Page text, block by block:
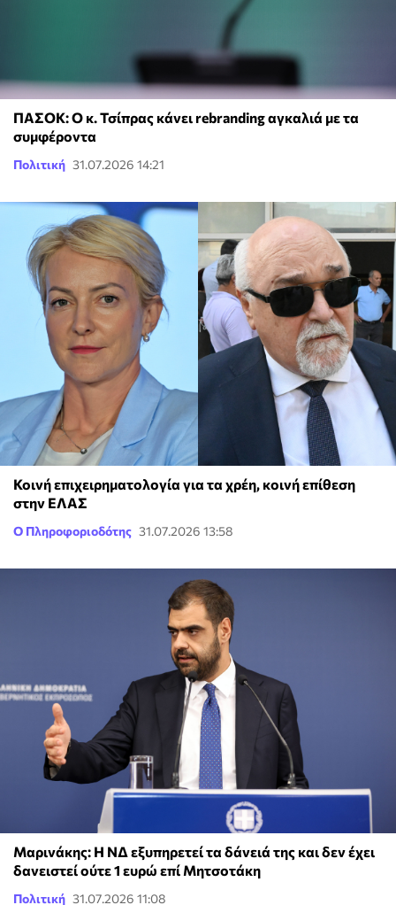
ΠΑΣΟΚ: Ο κ. Τσίπρας κάνει rebranding αγκαλιά με τα
συμφέροντα
Πολιτική 31.07.2026 14:21
Κοινή επιχειρηματολογία για τα χρέη, κοινή επίθεση
στην ΕΛΑΣ
Ο Πληροφοριοδότης 31.07.2026 13:58
Μαρινάκης: Η ΝΔ εξυπηρετεί τα δάνειά της και δεν έχει
δανειστεί ούτε 1 ευρώ επί Μητσοτάκη
Πολιτική 31.07.2026 11:08